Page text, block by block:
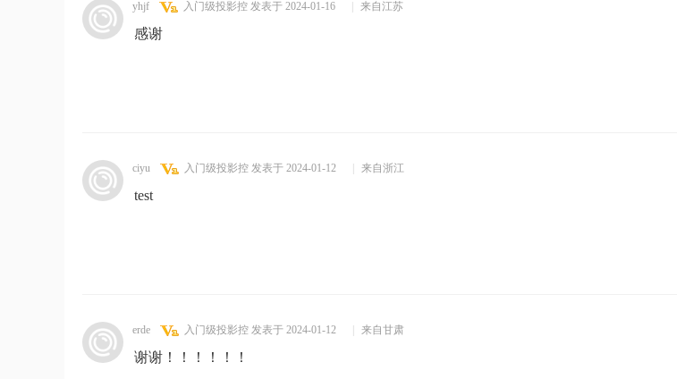
yhjf 入门级投影控 发表于 2024-01-16 来自江苏
感谢
ciyu 入门级投影控 发表于 2024-01-12 来自浙江
test
erde 入门级投影控 发表于 2024-01-12 来自甘肃
谢谢！！！！！！